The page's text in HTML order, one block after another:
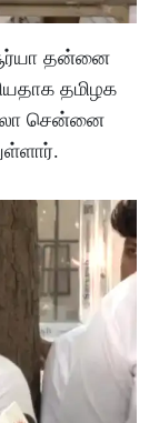
சூர்யா தன்னை
தமிழக
சென்னை